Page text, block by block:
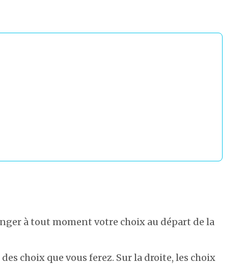
à tout moment votre choix au départ de la
choix que vous ferez. Sur la droite, les choix